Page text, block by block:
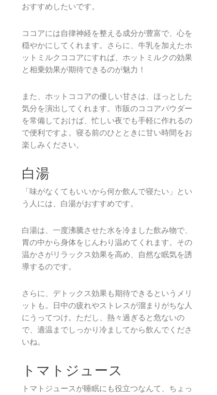
おすすめしたいです。
ココアには自律神経を整える成分が豊富で、心を
穏やかにしてくれます。さらに、牛乳を加えたホ
ットミルクココアにすれば、ホットミルクの効果
と相乗効果が期待できるのが魅力！
また、ホットココアの優しい甘さは、ほっとした
気分を演出してくれます。市販のココアパウダー
を常備しておけば、忙しい夜でも手軽に作れるの
で便利ですよ。寝る前のひとときに甘い時間をお
楽しみください。
白湯
「味がなくてもいいから何か飲んで寝たい」とい
う人には、白湯がおすすめです。
白湯は、一度沸騰させた水を冷ました飲み物で、
胃の中から身体をじんわり温めてくれます。その
温かさがリラックス効果を高め、自然な眠気を誘
導するのです。
さらに、デトックス効果も期待できるというメリ
ットも。日中の疲れやストレスが溜まりがちな人
にうってつけ。ただし、熱々過ぎると危ないの
で、適温までしっかり冷ましてから飲んでくださ
いね。
トマトジュース
トマトジュースが睡眠にも役立つなんて、ちょっ